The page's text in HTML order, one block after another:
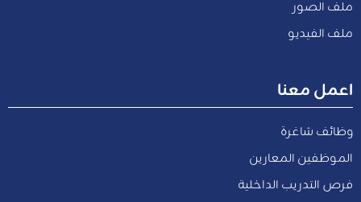
ملف الصور
ملف الفيديو
اعمل معنا
وظائف شاغرة
الموظفين المعارين
فرص التدريب الداخلية